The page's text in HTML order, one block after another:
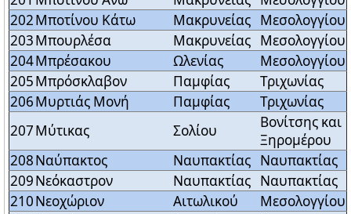
202Μποτίνου Κάτω Μακρυνείας Μεσολογγίου
203Μπουρλέσα Μακρυνείας Μεσολογγίου
204Μπρέσακου Ωλενίας
Μεσολογγίου
205Μπρόσκλαβον Παμφίας
Τριχωνίας
206Μυρτιάς Μονή Παμφίας
Τριχωνίας
207Μύτικας Σολίου
Βονίτσης και
Ξηρομέρου
208Ναύπακτος Ναυπακτίας Ναυπακτίας
209Νεόκαστρον Ναυπακτίας Ναυπακτίας
210Νεοχώριον Αιτωλικού
Μεσολογγίου